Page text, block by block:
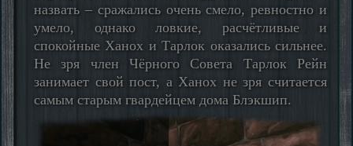
назвать – сражались очень смело, ревностно и
умело, однако ловкие, расчётливые и
спокойные Ханох и Тарлок оказались сильнее.
Не зря член Чёрного Совета Тарлок Рейн
занимает свой пост, а Ханох не зря считается
самым старым гвардейцем дома Блэкшип.